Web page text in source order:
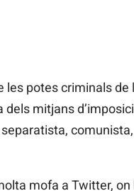
les potes criminals de
mitjans
mofa a Twitter,